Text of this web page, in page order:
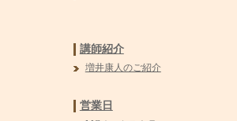
講師紹介
増井康人のご紹介
営業日